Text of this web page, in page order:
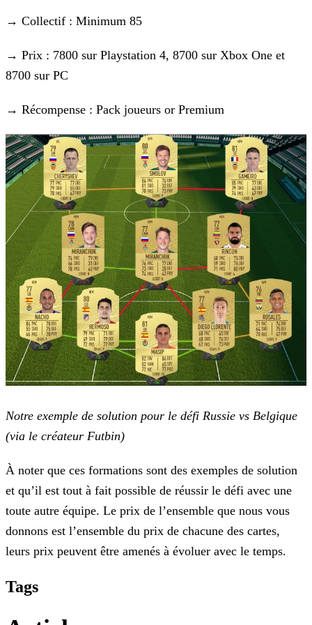
→ Collectif : Minimum 85
→ Prix : 7800 sur Playstation 4, 8700 sur Xbox One et
8700 sur PC
→ Récompense : Pack joueurs or Premium
Notre exemple de solution pour le défi Russie vs Belgique
(via le créateur Futbin)
À noter que ces formations sont des exemples de solution
et qu’il est tout à fait possible de réussir le défi avec une
toute autre équipe. Le prix de l’ensemble que nous vous
donnons est l’ensemble du prix de chacune des cartes,
leurs prix peuvent être amenés à évoluer avec le temps.
Tags